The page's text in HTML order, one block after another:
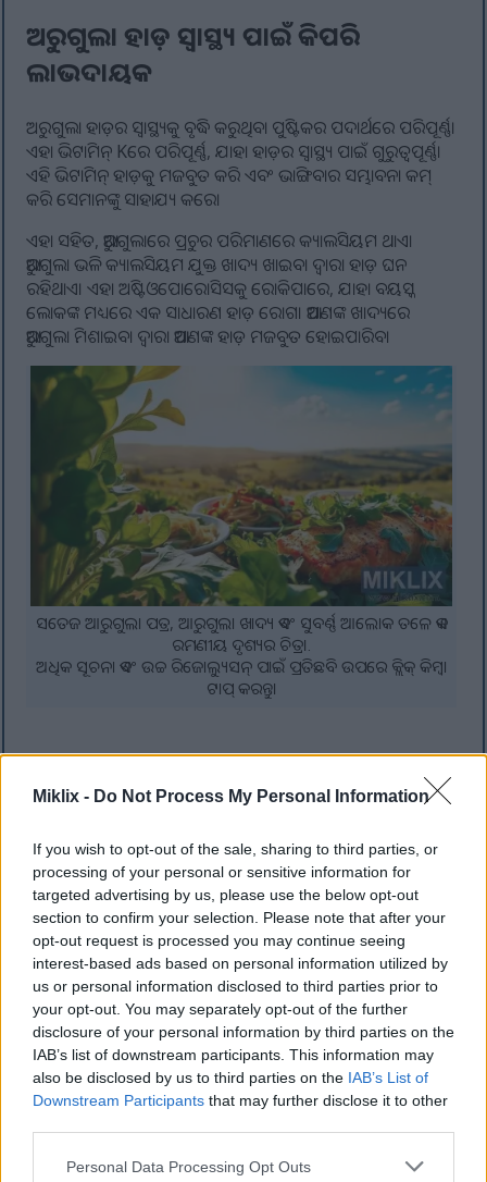
Miklix - Do Not Process My Personal Information
If you wish to opt-out of the sale, sharing to third parties, or
processing of your personal or sensitive information for
targeted advertising by us, please use the below opt-out
section to confirm your selection. Please note that after your
opt-out request is processed you may continue seeing
interest-based ads based on personal information utilized by
us or personal information disclosed to third parties prior to
your opt-out. You may separately opt-out of the further
disclosure of your personal information by third parties on the
IAB’s list of downstream participants. This information may
also be disclosed by us to third parties on the IAB’s List of
Downstream Participants that may further disclose it to other
Please note that this website/app uses one or more Google
Personal Data Processing Opt Outs
ଅରୁଗୁଲା ହାଡ଼ ସ୍ୱାସ୍ଥ୍ୟ ପାଇଁ କିପରି
ଲାଭଦାୟକ
ଅରୁଗୁଲା ହାଡ଼ର ସ୍ୱାସ୍ଥ୍ୟକୁ ବୃଦ୍ଧି କରୁଥିବା ପୁଷ୍ଟିକର ପଦାର୍ଥରେ ପରିପୂର୍ଣ୍ଣ।
ଏହା ଭିଟାମିନ୍ Kରେ ପରିପୂର୍ଣ୍ଣ, ଯାହା ହାଡ଼ର ସ୍ୱାସ୍ଥ୍ୟ ପାଇଁ ଗୁରୁତ୍ୱପୂର୍ଣ୍ଣ।
ଏହି ଭିଟାମିନ୍ ହାଡ଼କୁ ମଜବୁତ କରି ଏବଂ ଭାଙ୍ଗିବାର ସମ୍ଭାବନା କମ୍
କରି ସେମାନଙ୍କୁ ସାହାଯ୍ୟ କରେ।
ଏହା ସହିତ, ଆରୁଗୁଲାରେ ପ୍ରଚୁର ପରିମାଣରେ କ୍ୟାଲସିୟମ ଥାଏ।
ଆରୁଗୁଲା ଭଳି କ୍ୟାଲସିୟମ ଯୁକ୍ତ ଖାଦ୍ୟ ଖାଇବା ଦ୍ୱାରା ହାଡ଼ ଘନ
ରହିଥାଏ। ଏହା ଅଷ୍ଟିଓପୋରୋସିସକୁ ରୋକିପାରେ, ଯାହା ବୟସ୍କ
ଲୋକଙ୍କ ମଧ୍ୟରେ ଏକ ସାଧାରଣ ହାଡ଼ ରୋଗ। ଆପଣଙ୍କ ଖାଦ୍ୟରେ
ଆରୁଗୁଲା ମିଶାଇବା ଦ୍ୱାରା ଆପଣଙ୍କ ହାଡ଼ ମଜବୁତ ହୋଇପାରିବ।
ସତେଜ ଆରୁଗୁଲା ପତ୍ର, ଆରୁଗୁଲା ଖାଦ୍ୟ ଏବଂ ସୁବର୍ଣ୍ଣ ଆଲୋକ ତଳେ ଏକ
ରମଣୀୟ ଦୃଶ୍ୟର ଚିତ୍ର।.
ଅଧିକ ସୂଚନା ଏବଂ ଉଚ୍ଚ ରିଜୋଲ୍ୟୁସନ୍ ପାଇଁ ପ୍ରତିଛବି ଉପରେ କ୍ଲିକ୍ କିମ୍ବା
ଟାପ୍ କରନ୍ତୁ।
କରିଥାଏ। ଏହା ଆପଣଙ୍କ ଖାଦ୍ୟରେ ଏକ ଅନନ୍ୟ ସ୍ୱାଦ ଯୋଡିବା ପାଇଁ
ଉପଯୁକ୍ତ। ଏହାକୁ କଞ୍ଚା ଭାବରେ ସାଲାଡରେ ବ୍ୟବହାର କରନ୍ତୁ ଯାହା
ଦ୍ଵାରା ଏହାର ଗଠନ ଏବଂ ଉଜ୍ଜ୍ୱଳ ରଙ୍ଗ ସୁଗମ ହେବ।
ଯେତେବେଳେ ଆପଣ ଆରୁଗୁଲା ସହିତ ରାନ୍ଧନ୍ତି, ଆପଣଙ୍କର ଖାଦ୍ୟ ଆହୁରି ଭଲ
ହୋଇଯାଏ। ଏହାକୁ ପିଜା ଟପିଂ ଭାବରେ ଚେଷ୍ଟା କରନ୍ତୁ କିମ୍ବା ଏହାକୁ
ପେଷ୍ଟୋରେ ମିଶାନ୍ତୁ। ଏହା ସାଇଟ୍ରସ୍, ବାଦାମ ଏବଂ ପନିର ସହିତ ଭଲ
ଭାବରେ ମିଶିଯାଏ, ଏହାକୁ ସାଲାଡ ଏବଂ ପାସ୍ତା ପାଇଁ ଉପଯୁକ୍ତ
କରିଥାଏ।
ଆରୁଗୁଲାର ମସଲାଯୁକ୍ତ ସ୍ୱାଦ ଯେକୌଣସି ଖାଦ୍ୟକୁ ଅଧିକ ରୋମାଞ୍ଚକର
କରିଥାଏ। ଏହା ଥଣ୍ଡା ଏବଂ ଗରମ ଉଭୟ ଖାଦ୍ୟ ପାଇଁ ଉତ୍ତମ। ଆପଣଙ୍କ
ରୋଷେଇରେ ଆରୁଗୁଲା ମିଶାଇବା ରୋଷେଇ ଘରେ ନୂତନ ଚିନ୍ତାଧାରା
ସୃଷ୍ଟି କରିପାରେ।